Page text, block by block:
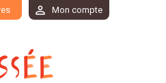
Mon compte